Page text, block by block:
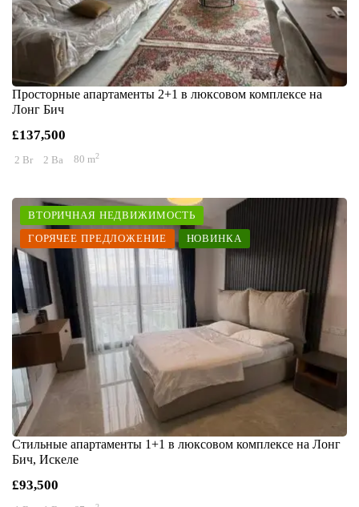
Просторные апартаменты 2+1 в люксовом комплексе на
Лонг Бич
£137,500
2 Br 2 Ba 80 m2
ВТОРИЧНАЯ НЕДВИЖИМОСТЬ
ГОРЯЧЕЕ ПРЕДЛОЖЕНИЕ
НОВИНКА
Стильные апартаменты 1+1 в люксовом комплексе на Лонг
Бич, Искеле
£93,500